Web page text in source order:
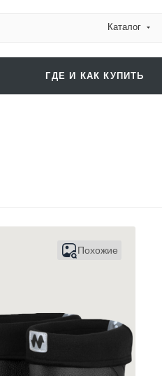
Каталог
ГДЕ И КАК КУПИТЬ
Похожие